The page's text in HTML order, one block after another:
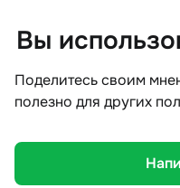
Вы
Поделитесь своим
полезно для других